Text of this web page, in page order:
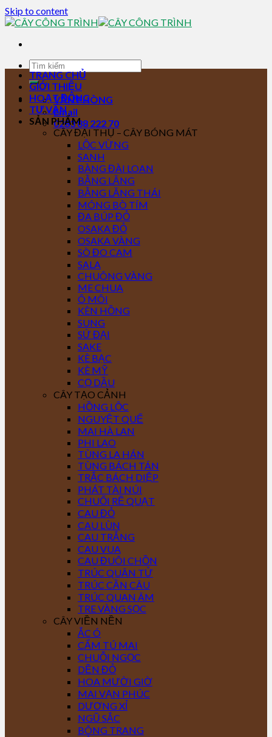
Skip to content
VĂN PHÒNG
Email
0283 88 222 70
TRANG CHỦ
GIỚI THIỆU
HOẠT ĐỘNG
TƯ VẤN
SẢN PHẨM
CÂY ĐẠI THỤ – CÂY BÓNG MÁT
LỘC VỪNG
SANH
BÀNG ĐÀI LOAN
BẰNG LĂNG
BẰNG LĂNG THÁI
MÓNG BÒ TÍM
ĐA BÚP ĐỎ
OSAKA ĐỎ
OSAKA VÀNG
SÒ ĐO CAM
SALA
CHUÔNG VÀNG
ME CHUA
Ô MÔI
KÈN HỒNG
SUNG
SỨ ĐẠI
SAKE
KÈ BẠC
KÈ MỸ
CỌ DẦU
CÂY TẠO CẢNH
HỒNG LỘC
NGUYỆT QUẾ
MAI HÀ LAN
PHI LAO
TÙNG LA HÁN
TÙNG BÁCH TÁN
TRẮC BÁCH DIỆP
PHÁT TÀI NÚI
CHUỐI RẼ QUẠT
CAU ĐỎ
CAU LÙN
CAU TRẮNG
CAU VUA
CAU ĐUÔI CHỒN
TRÚC QUÂN TỬ
TRÚC CẦN CÂU
TRÚC QUAN ÂM
TRE VÀNG SỌC
CÂY VIỀN NỀN
ẮC Ó
CẨM TÚ MAI
CHUỖI NGỌC
DỀN ĐỎ
HOA MƯỜI GIỜ
MAI VẠN PHÚC
DƯƠNG XỈ
NGŨ SẮC
BÔNG TRANG